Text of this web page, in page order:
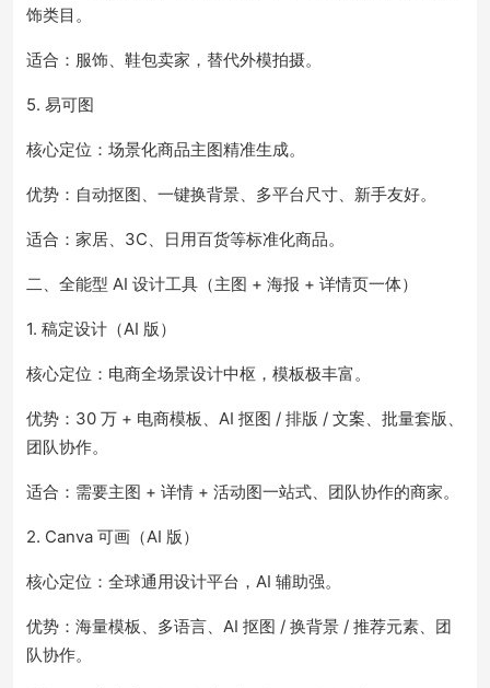
饰类目。
适合：服饰、鞋包卖家，替代外模拍摄。
5. 易可图
核心定位：场景化商品主图精准生成。
优势：自动抠图、一键换背景、多平台尺寸、新手友好。
适合：家居、3C、日用百货等标准化商品。
二、全能型 AI 设计工具（主图 + 海报 + 详情页一体）
1. 稿定设计（AI 版）
核心定位：电商全场景设计中枢，模板极丰富。
优势：30 万 + 电商模板、AI 抠图 / 排版 / 文案、批量套版、
团队协作。
适合：需要主图 + 详情 + 活动图一站式、团队协作的商家。
2. Canva 可画（AI 版）
核心定位：全球通用设计平台，AI 辅助强。
优势：海量模板、多语言、AI 抠图 / 换背景 / 推荐元素、团
队协作。